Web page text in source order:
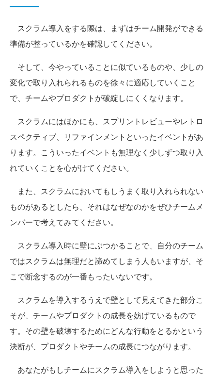
スクラム導入をする際は、まずはチーム開発ができる
準備が整っているかを確認してください。
そして、今やっていることに似ているものや、少しの
変化で取り入れられるものを徐々に適応していくこと
で、チームやプロダクトが破綻しにくくなります。
スクラムにはほかにも、スプリントレビューやレトロ
スペクティブ、リファインメントといったイベントがあ
ります。こういったイベントも無理なく少しずつ取り入
れていくことを心がけてください。
また、スクラムにおいてもしうまく取り入れられない
ものがあるとしたら、それはなぜなのかをぜひチームメ
ンバーで考えてみてください。
スクラム導入時に壁にぶつかることで、自分のチーム
ではスクラムは無理だと諦めてしまう人もいますが、そ
こで断念するのが一番もったいないです。
スクラムを導入するうえで壁として見えてきた部分こ
そが、チームやプロダクトの成長を妨げているもので
す。その壁を破壊するためにどんな行動をとるかという
決断が、プロダクトやチームの成長につながります。
あなたがもしチームにスクラム導入をしようと思った